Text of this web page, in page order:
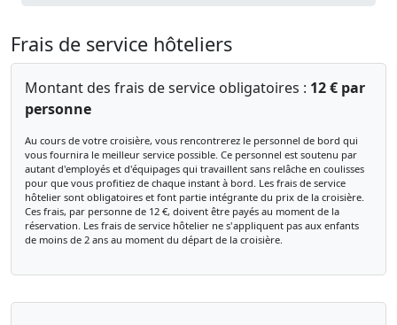
Frais de service hôteliers
Montant des frais de service obligatoires : 12 € par
personne
Au cours de votre croisière, vous rencontrerez le personnel de bord qui
vous fournira le meilleur service possible. Ce personnel est soutenu par
autant d'employés et d'équipages qui travaillent sans relâche en coulisses
pour que vous profitiez de chaque instant à bord. Les frais de service
hôtelier sont obligatoires et font partie intégrante du prix de la croisière.
Ces frais, par personne de 12 €, doivent être payés au moment de la
réservation. Les frais de service hôtelier ne s'appliquent pas aux enfants
de moins de 2 ans au moment du départ de la croisière.